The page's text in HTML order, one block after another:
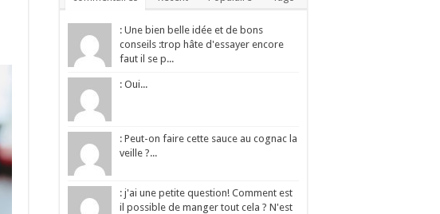
: Une bien belle idée et de bons
conseils :trop hâte d'essayer encore
faut il se p...
: Oui...
: Peut-on faire cette sauce au cognac la
veille ?...
: j'ai une petite question! Comment est
il possible de manger tout cela ? N'est